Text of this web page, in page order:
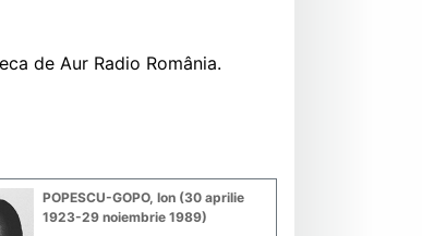
de Aur Radio România.
POPESCU-GOPO, Ion (30 aprilie
1923-29 noiembrie 1989)